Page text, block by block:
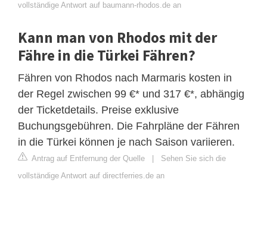
vollständige Antwort auf baumann-rhodos.de an
Kann man von Rhodos mit der
Fähre in die Türkei Fähren?
Fähren von Rhodos nach Marmaris kosten in
der Regel zwischen 99 €* und 317 €*, abhängig
der Ticketdetails. Preise exklusive
Buchungsgebühren. Die Fahrpläne der Fähren
in die Türkei können je nach Saison variieren.
Antrag auf Entfernung der Quelle
Sehen Sie sich die
vollständige Antwort auf directferries.de an